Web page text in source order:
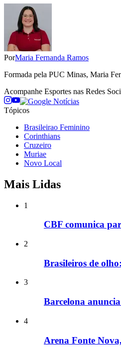
PorMaria Fernanda Ramos
Formada pela PUC Minas, Maria
Acompanhe Esportes nas Redes
Tópicos
Brasileirao Feminino
Corinthians
Cruzeiro
Muriae
Novo Local
Mais Lidas
1
CBF comunica
2
Brasileiros de
3
Barcelona
4
Arena Fonte